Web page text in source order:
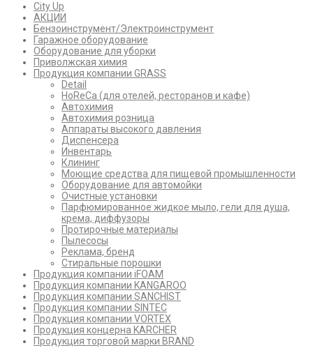
City Up
АКЦИИ
Бензоинструмент/Электроинструмент
Гаражное оборудование
Оборудование для уборки
Приволжская химия
Продукция компании GRASS
Detail
HoReCa (для отелей, ресторанов и кафе)
Автохимия
Автохимия розница
Аппараты высокого давления
Диспенсера
Инвентарь
Клининг
Моющие средства для пищевой промышленности
Оборудование для автомойки
Очистные установки
Парфюмированное жидкое мыло, гели для душа,
крема, диффузоры
Протирочные материалы
Пылесосы
Реклама, бренд
Стиральные порошки
Продукция компании iFOAM
Продукция компании KANGAROO
Продукция компании SANCHIST
Продукция компании SINTEC
Продукция компании VORTEX
Продукция концерна KARCHER
Продукция торговой марки BRAND